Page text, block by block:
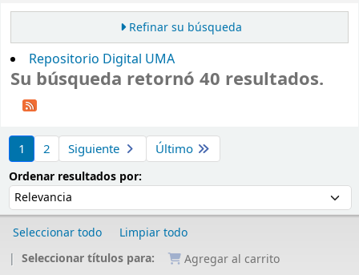
Refinar su búsqueda
Repositorio Digital UMA
Su búsqueda retornó 40 resultados.
1 2 Siguiente Último
Ordenar resultados por:
Seleccionar todo
Limpiar todo
Seleccionar títulos para:
Agregar al carrito